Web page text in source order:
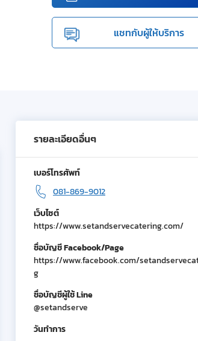
แชทกับผู้ให้บริการ
รายละเอียดอื่นๆ
เบอร์โทรศัพท์
081-869-9012
เว็บไซต์
https://www.setandservecatering.com/
ชื่อบัญชี Facebook/Page
https://www.facebook.com/
g
ชื่อบัญชีผู้ใช้ Line
@setandserve
วันทำการ